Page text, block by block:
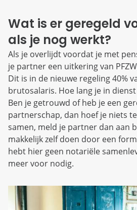
Wat is er geregeld
als je nog werkt?
Als je overlijdt voordat je met
je partner een uitkering van
Dit is in de nieuwe regeling 40%
brutosalaris. Hoe lang je in
Ben je getrouwd of heb je een
partnerschap, dan hoef je niets
samen, meld je partner dan aan
makkelijk zelf doen door een
hebt hier geen notariële
meer voor nodig.